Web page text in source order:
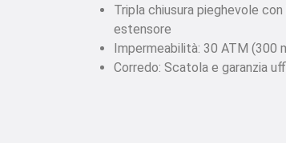
Tripla chiusura pieghevole
estensore
Impermeabilità: 30 ATM (300
Corredo: Scatola e garanzia